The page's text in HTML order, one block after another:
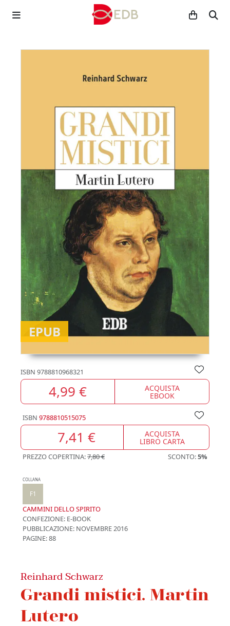
EPUB
ISBN 9788810968321
4,99 € ACQUISTA
EBOOK
ISBN 9788810515075
7,41 € ACQUISTA
LIBRO CARTA
PREZZO COPERTINA:7,80 € SCONTO:5%
COLLANA
F1
CAMMINI DELLO SPIRITO
CONFEZIONE: E-BOOK
PUBBLICAZIONE: NOVEMBRE 2016
PAGINE: 88
Reinhard Schwarz
Grandi mistici. Martin
Lutero